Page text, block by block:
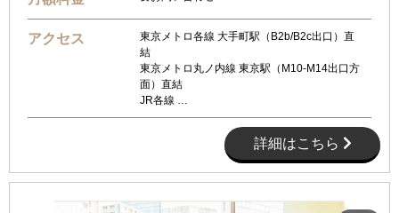
アクセス
東京メトロ各線 大手町駅（B2b/B2c出口）直
結
東京メトロ丸ノ内線 東京駅（M10-M14出口方
面）直結
JR各線 …
詳細はこちら